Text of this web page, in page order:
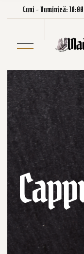
Luni – Duminică: 10:00